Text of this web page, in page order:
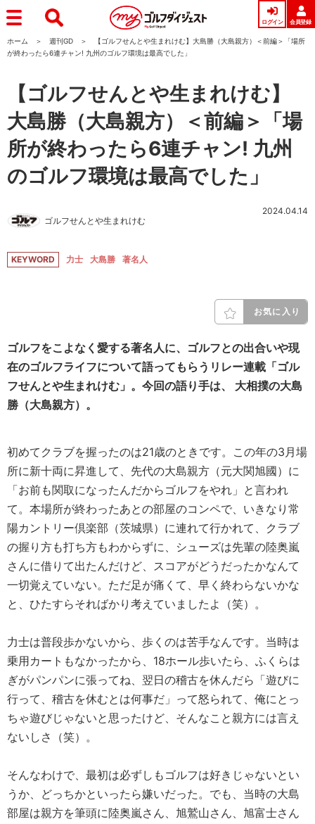
ログイン 会員登録
ホーム 週刊GD
【ゴルフせんとや生まれけむ】大島勝（大島親方）＜前編＞「場所
が終わったら6連チャン! 九州のゴルフ環境は最高でした」
【ゴルフせんとや生まれけむ】
大島勝（大島親方）＜前編＞「場
所が終わったら6連チャン! 九州
のゴルフ環境は最高でした」
ゴルフせんとや生まれけむ
2024.04.14
KEYWORD 力士 大島勝 著名人
お気に入り
ゴルフをこよなく愛する著名人に、ゴルフとの出合いや現
在のゴルフライフについて語ってもらうリレー連載「ゴル
フせんとや生まれけむ」。今回の語り手は、 大相撲の大島
勝（大島親方）。
初めてクラブを握ったのは21歳のときです。この年の3月場
所に新十両に昇進して、先代の大島親方（元大関旭國）に
「お前も関取になったんだからゴルフをやれ」と言われ
て。本場所が終わったあとの部屋のコンペで、いきなり常
陽カントリー倶楽部（茨城県）に連れて行かれて、クラブ
の握り方も打ち方もわからずに、シューズは先輩の陸奥嵐
さんに借りて出たんだけど、スコアがどうだったかなんて
一切覚えていない。ただ足が痛くて、早く終わらないかな
と、ひたすらそればかり考えていましたよ（笑）。
力士は普段歩かないから、歩くのは苦手なんです。当時は
乗用カートもなかったから、18ホール歩いたら、ふくらは
ぎがパンパンに張ってね、翌日の稽古を休んだら「遊びに
行って、稽古を休むとは何事だ」って怒られて、俺にとっ
ちゃ遊びじゃないと思ったけど、そんなこと親方には言え
ないしさ（笑）。
そんなわけで、最初は必ずしもゴルフは好きじゃないとい
うか、どっちかといったら嫌いだった。でも、当時の大島
部屋は親方を筆頭に陸奥嵐さん、旭鷲山さん、旭富士さん